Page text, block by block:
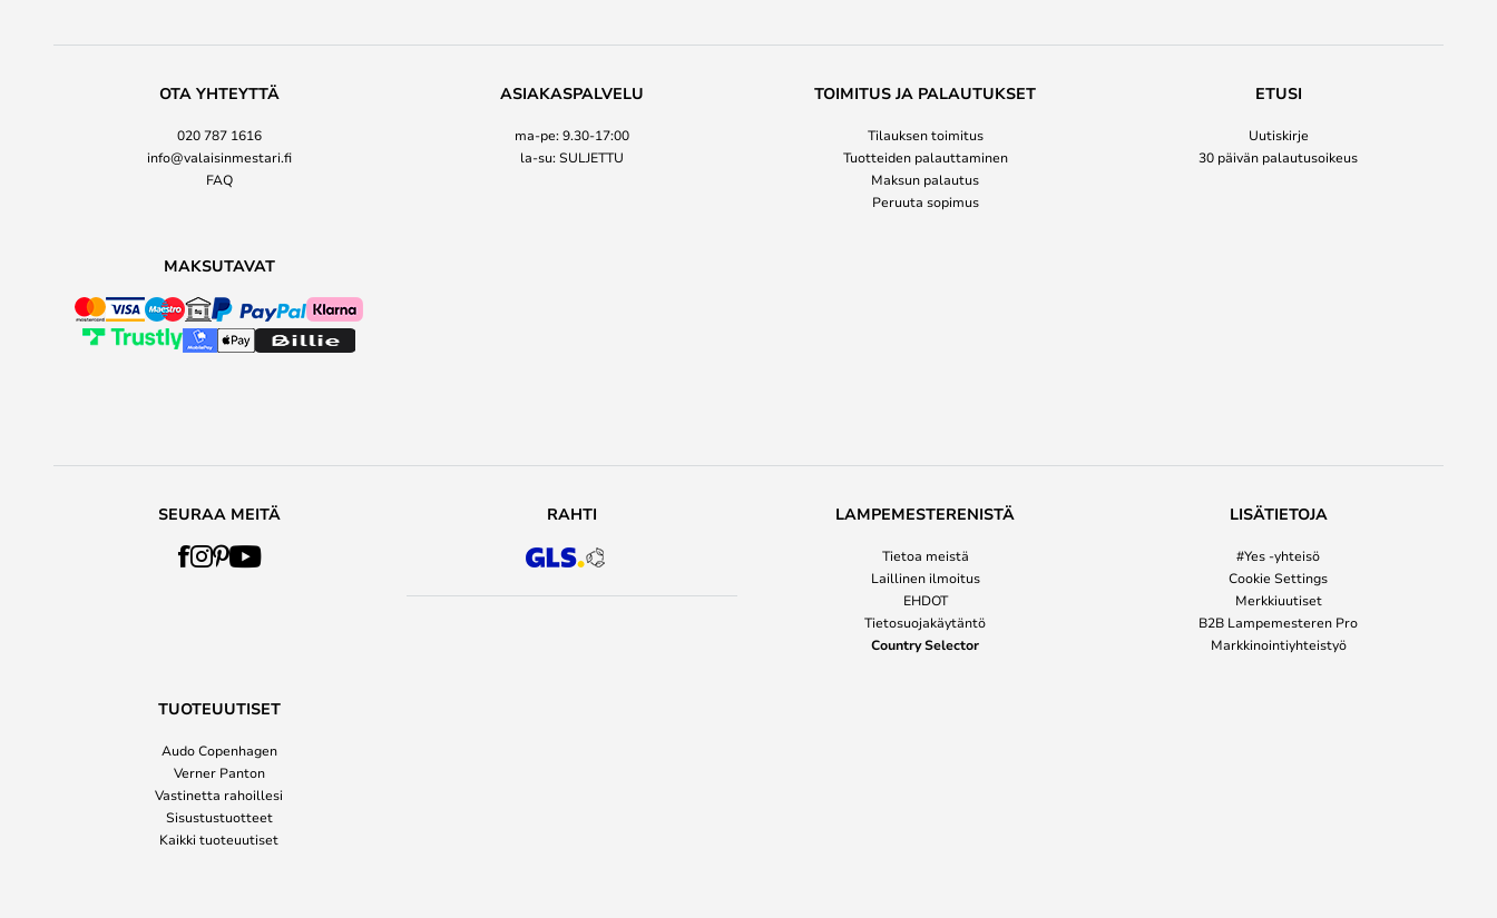
OTA YHTEYTTÄ
020 787 1616
info@valaisinmestari.fi
FAQ
ASIAKASPALVELU
ma-pe: 9.30-17:00
la-su: SULJETTU
TOIMITUS JA PALAUTUKSET
Tilauksen toimitus
Tuotteiden palauttaminen
Maksun palautus
Peruuta sopimus
ETUSI
Uutiskirje
30 päivän palautusoikeus
MAKSUTAVAT
SEURAA MEITÄ RAHTI LAMPEMESTERENISTÄ
Tietoa meistä
Laillinen ilmoitus
EHDOT
Tietosuojakäytäntö
Country Selector
LISÄTIETOJA
#Yes -yhteisö
Cookie Settings
Merkkiuutiset
B2B Lampemesteren Pro
Markkinointiyhteistyö
TUOTEUUTISET
Audo Copenhagen
Verner Panton
Vastinetta rahoillesi
Sisustustuotteet
Kaikki tuoteuutiset